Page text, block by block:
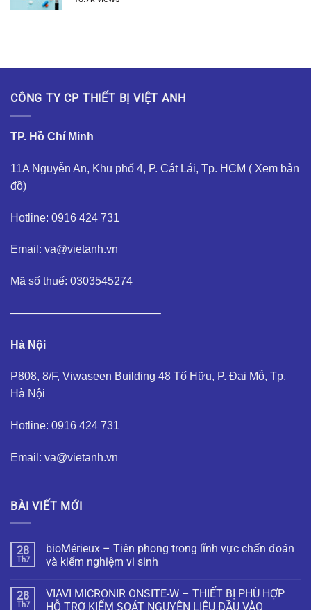
CÔNG TY CP THIẾT BỊ VIỆT ANH
TP. Hồ Chí Minh
11A Nguyễn An, Khu phố 4, P. Cát Lái, Tp. HCM ( Xem bản
đồ)
Hotline: 0916 424 731
Email: va@vietanh.vn
Mã số thuế: 0303545274
—————————————–
Hà Nội
P808, 8/F, Viwaseen Building 48 Tố Hữu, P. Đại Mỗ, Tp.
Hà Nội
Hotline: 0916 424 731
Email: va@vietanh.vn
BÀI VIẾT MỚI
28
Th7
bioMérieux – Tiên phong trong lĩnh vực chẩn đoán
và kiểm nghiệm vi sinh
28
Th7
VIAVI MICRONIR ONSITE-W – THIẾT BỊ PHÙ HỢP
HỖ TRỢ KIỂM SOÁT NGUYÊN LIỆU ĐẦU VÀO